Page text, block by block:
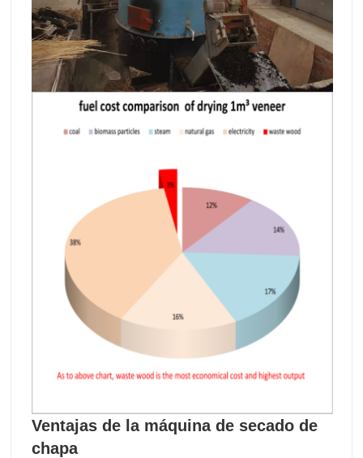
Ventajas de la máquina de secado de
chapa